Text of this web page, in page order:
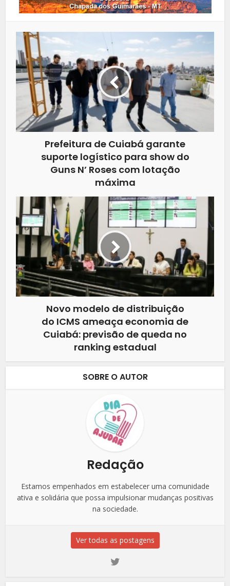
Prefeitura de Cuiabá garante
suporte logístico para show do
Guns N’ Roses com lotação
máxima
Novo modelo de distribuição
do ICMS ameaça economia de
Cuiabá: previsão de queda no
ranking estadual
SOBRE O AUTOR
Redação
Estamos empenhados em estabelecer uma comunidade
ativa e solidária que possa impulsionar mudanças positivas
na sociedade.
Ver todas as postagens